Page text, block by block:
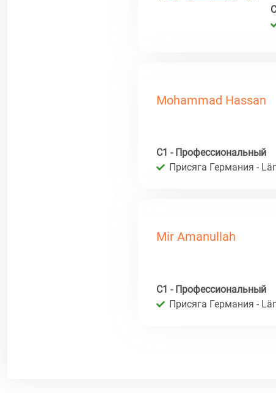
Mohammad Hassan
C1 - Профессиональный
Присяга Германия -
Mir Amanullah
C1 - Профессиональный
Присяга Германия -